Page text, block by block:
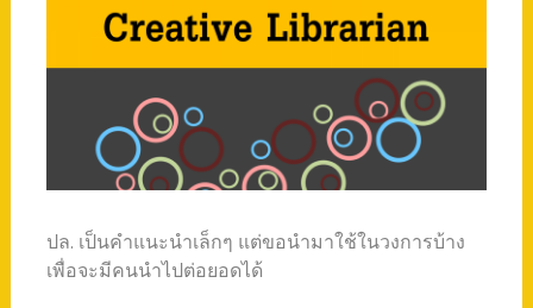
ปล. เป็นคำแนะนำเล็กๆ แต่ขอนำมาใช้ในวงการบ้าง
เพื่อจะมีคนนำไปต่อยอดได้